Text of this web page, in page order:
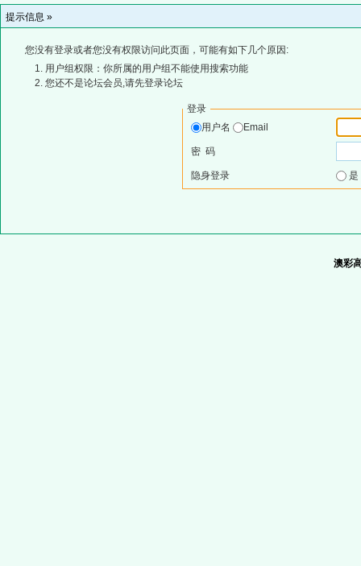
提示信息 »
您没有登录或者您没有权限访问此页面，可能有如下几个原因:
用户组权限：你所属的用户组不能使用搜索功能
您还不是论坛会员,请先登录论坛
登录
用户名
Email
密 码
隐身登录
澳彩